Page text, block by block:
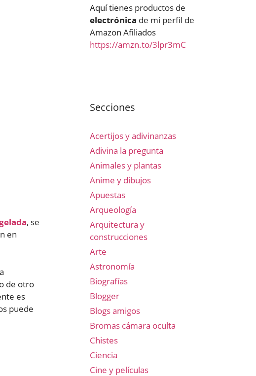
, se
en
de otro
es
puede
Aquí tienes productos de
electrónica de mi perfil de
Amazon Afiliados
https://amzn.to/3lpr3mC
Secciones
Acertijos y adivinanzas
Adivina la pregunta
Animales y plantas
Anime y dibujos
Apuestas
Arqueología
Arquitectura y
construcciones
Arte
Astronomía
Biografías
Blogger
Blogs amigos
Bromas cámara oculta
Chistes
Ciencia
Cine y películas